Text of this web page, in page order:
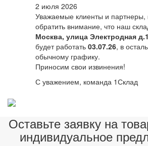
2 июля 2026
Уважаемые клиенты и
обратить внимание, что наш
Москва, улица Электродная
будет работать 03.07.26, в
обычному графику.
Приносим свои извинения!
С уважением, команда 1Склад
Оставьте заявку на
индивидуальное